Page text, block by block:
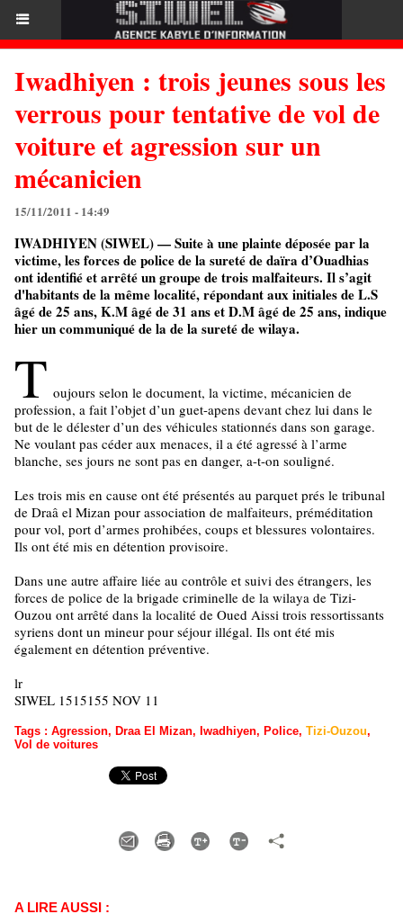
Iwadhiyen : trois jeunes sous les
verrous pour tentative de vol de
voiture et agression sur un
mécanicien
15/11/2011 - 14:49
IWADHIYEN (SIWEL) — Suite à une plainte déposée par la
victime, les forces de police de la sureté de daïra d’Ouadhias
ont identifié et arrêté un groupe de trois malfaiteurs. Il s’agit
d'habitants de la même localité, répondant aux initiales de L.S
âgé de 25 ans, K.M âgé de 31 ans et D.M âgé de 25 ans, indique
hier un communiqué de la de la sureté de wilaya.
T oujours selon le document, la victime, mécanicien de
profession, a fait l’objet d’un guet-apens devant chez lui dans le
but de le délester d’un des véhicules stationnés dans son garage.
Ne voulant pas céder aux menaces, il a été agressé à l’arme
blanche, ses jours ne sont pas en danger, a-t-on souligné.
Les trois mis en cause ont été présentés au parquet prés le tribunal
de Draâ el Mizan pour association de malfaiteurs, préméditation
pour vol, port d’armes prohibées, coups et blessures volontaires.
Ils ont été mis en détention provisoire.
Dans une autre affaire liée au contrôle et suivi des étrangers, les
forces de police de la brigade criminelle de la wilaya de Tizi-
Ouzou ont arrêté dans la localité de Oued Aissi trois ressortissants
syriens dont un mineur pour séjour illégal. Ils ont été mis
également en détention préventive.
lr
SIWEL 1515155 NOV 11
Tags : Agression, Draa El Mizan, Iwadhiyen, Police, Tizi-Ouzou,
Vol de voitures
A LIRE AUSSI :